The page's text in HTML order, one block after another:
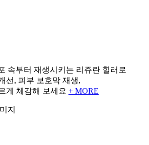
속부터 재생시키는 리쥬란 힐러로
선, 피부 보호막 재생,
게 체감해 보세요 + MORE